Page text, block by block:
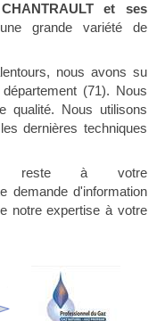
CHANTRAULT et ses
grande variété de
nous avons su
(71). Nous
qualité. Nous utilisons
dernières techniques
à votre
demande d'information
notre expertise à votre